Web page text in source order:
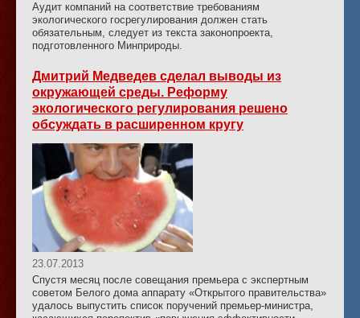
Аудит компаний на соответствие требованиям
экологического госрегулирования должен стать
обязательным, следует из текста законопроекта,
подготовленного Минприроды.
Дмитрий Медведев сделал выводы из
окружающей среды. Реформу
экологического регулирования решено
обсуждать в расширенном кругу
23.07.2013
Спустя месяц после совещания премьера с экспертным
советом Белого дома аппарату «Открытого правительства»
удалось выпустить список поручений премьер-министра,